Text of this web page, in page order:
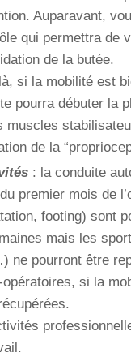
Auparavant,
qui permettra de
de la butée.
si la mobilité est
pourra débuter la
muscles
de la
: la conduite
premier mois de
footing) sont
mais les
ne pourront être
si la